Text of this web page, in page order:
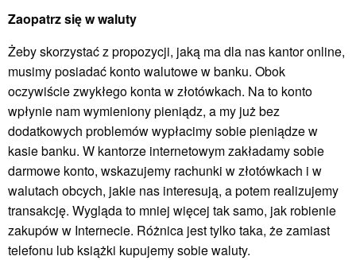
Zaopatrz się w waluty
Żeby skorzystać z propozycji, jaką ma dla nas kantor online,
musimy posiadać konto walutowe w banku. Obok
oczywiście zwykłego konta w złotówkach. Na to konto
wpłynie nam wymieniony pieniądz, a my już bez
dodatkowych problemów wypłacimy sobie pieniądze w
kasie banku. W kantorze internetowym zakładamy sobie
darmowe konto, wskazujemy rachunki w złotówkach i w
walutach obcych, jakie nas interesują, a potem realizujemy
transakcję. Wygląda to mniej więcej tak samo, jak robienie
zakupów w Internecie. Różnica jest tylko taka, że zamiast
telefonu lub książki kupujemy sobie waluty.